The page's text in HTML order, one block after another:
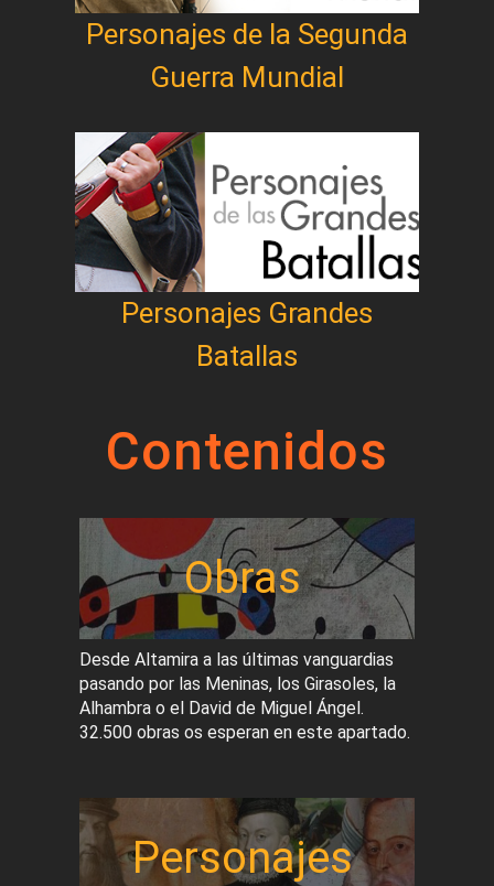
Personajes de la Segunda
Guerra Mundial
Personajes Grandes
Batallas
Contenidos
Obras
Desde Altamira a las últimas vanguardias
pasando por las Meninas, los Girasoles, la
Alhambra o el David de Miguel Ángel.
32.500 obras os esperan en este apartado.
Personajes